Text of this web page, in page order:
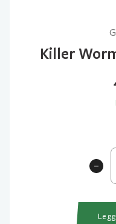
Killer
-